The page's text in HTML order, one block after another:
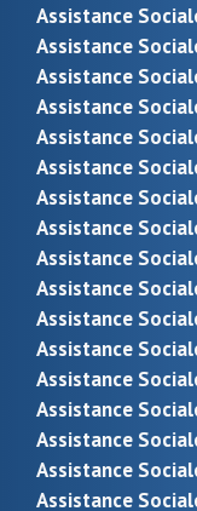
Assistance
Assistance
Assistance
Assistance
Assistance
Assistance
Assistance
Assistance
Assistance
Assistance
Assistance
Assistance
Assistance
Assistance
Assistance
Assistance
Assistance